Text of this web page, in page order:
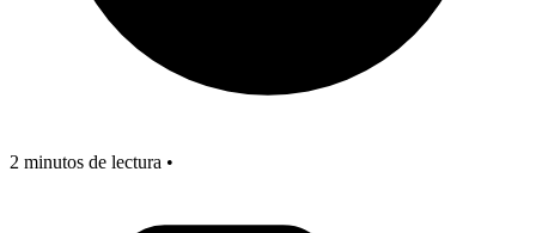
2 minutos de lectura •